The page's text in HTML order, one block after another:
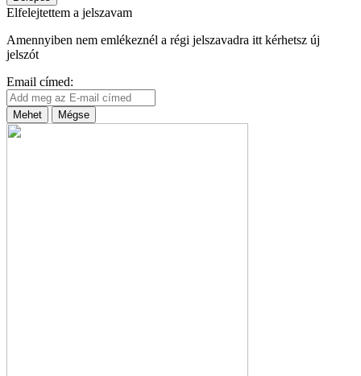
Elfelejtettem a jelszavam
Amennyiben nem emlékeznél a régi jelszavadra itt kérhetsz új
jelszót
Email címed:
Mehet Mégse